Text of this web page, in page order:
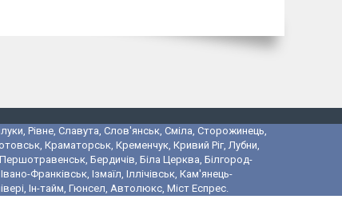
Рівне, Славута, Слов'янськ, Сміла, Сторожинець,
Краматорськ, Кременчук, Кривий Ріг, Лубни,
Бердичів, Біла Церква, Білгород-
Франківськ, Ізмаїл, Іллічівськ, Кам'янець-
Ін-тайм, Гюнсел, Автолюкс, Міст Еспрес.